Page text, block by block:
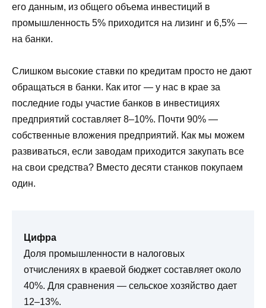
его данным, из общего объема инвестиций в
промышленность 5% приходится на лизинг и 6,5% —
на банки.
Слишком высокие ставки по кредитам просто не дают
обращаться в банки. Как итог — у нас в крае за
последние годы участие банков в инвестициях
предприятий составляет 8–10%. Почти 90% —
собственные вложения предприятий. Как мы можем
развиваться, если заводам приходится закупать все
на свои средства? Вместо десяти станков покупаем
один.
Цифра
Доля промышленности в налоговых
отчислениях в краевой бюджет составляет около
40%. Для сравнения — сельское хозяйство дает
12–13%.